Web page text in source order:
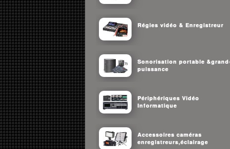
Régies vidéo & Enregistreur
Sonorisation portable &grande
puissance
Périphériques Vidéo
Informatique
Accessoires caméras
enregistreurs,éclairage